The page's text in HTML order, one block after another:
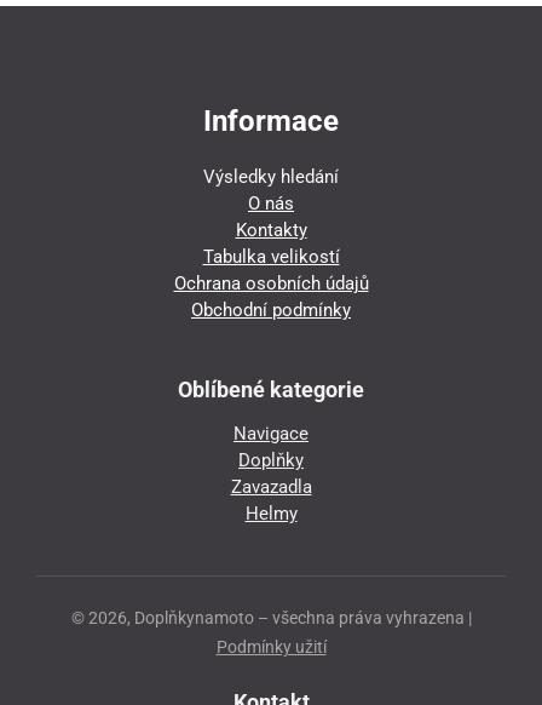
Informace
Výsledky hledání
O nás
Kontakty
Tabulka velikostí
Ochrana osobních údajů
Obchodní podmínky
Oblíbené kategorie
Navigace
Doplňky
Zavazadla
Helmy
© 2026, Doplňkynamoto – všechna práva vyhrazena |
Podmínky užití